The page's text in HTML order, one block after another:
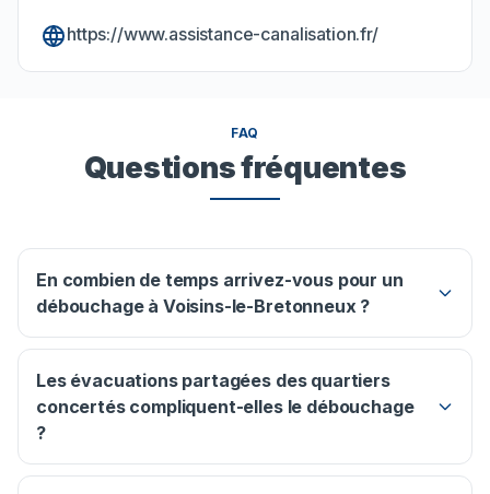
https://www.assistance-canalisation.fr/
FAQ
Questions fréquentes
En combien de temps arrivez-vous pour un
débouchage à Voisins-le-Bretonneux ?
Les évacuations partagées des quartiers
concertés compliquent-elles le débouchage
?